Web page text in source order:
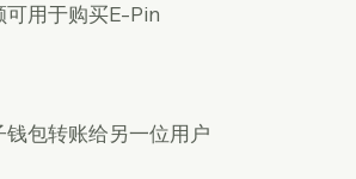
可用于购买E-Pin
包转账给另一位用户